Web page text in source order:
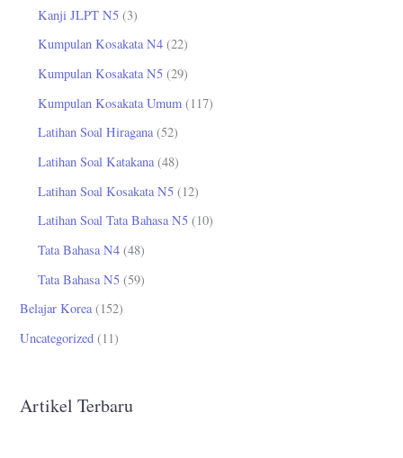
Kanji JLPT N5 (3)
Kumpulan Kosakata N4 (22)
Kumpulan Kosakata N5 (29)
Kumpulan Kosakata Umum (117)
Latihan Soal Hiragana(52)
Latihan Soal Katakana(48)
Latihan Soal Kosakata N5 (12)
Latihan Soal Tata Bahasa N5 (10)
Tata Bahasa N4 (48)
Tata Bahasa N5 (59)
Belajar Korea(152)
Uncategorized (11)
Artikel Terbaru